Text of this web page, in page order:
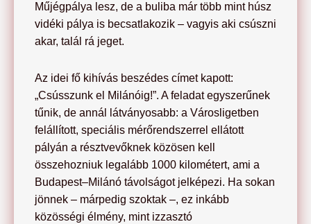
Műjégpálya lesz, de a buliba már több mint húsz
vidéki pálya is becsatlakozik – vagyis aki csúszni
akar, talál rá jeget.
Az idei fő kihívás beszédes címet kapott:
„Csússzunk el Milánóig!”. A feladat egyszerűnek
tűnik, de annál látványosabb: a Városligetben
felállított, speciális mérőrendszerrel ellátott
pályán a résztvevőknek közösen kell
összehozniuk legalább 1000 kilométert, ami a
Budapest–Milánó távolságot jelképezi. Ha sokan
jönnek – márpedig szoktak –, ez inkább
közösségi élmény, mint izzasztó